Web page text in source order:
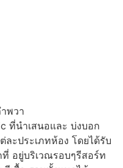
พวา
ที่นำเสนอและ บ่งบอก
ะประเภทห้อง โดยได้รับ
อยู่บริเวณรอบๆรีสอร์ท